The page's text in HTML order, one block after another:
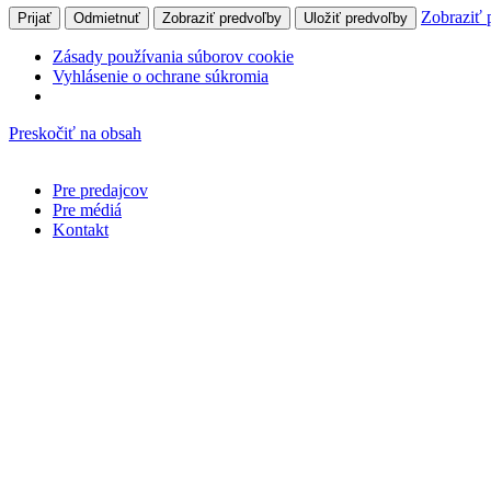
Prijať Odmietnuť Zobraziť predvoľby Uložiť predvoľby Zobraziť
Zásady používania súborov cookie
Vyhlásenie o ochrane súkromia
Preskočiť na obsah
Pre predajcov
Pre médiá
Kontakt